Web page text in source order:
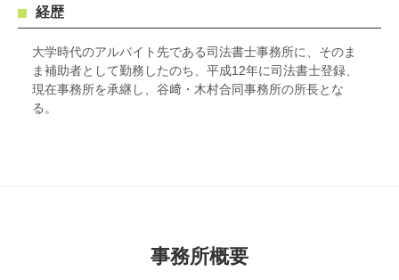
経歴
大学時代のアルバイト先である司法書士事務所に、そのま
ま補助者として勤務したのち、平成12年に司法書士登録、
現在事務所を承継し、谷﨑・木村合同事務所の所長とな
る。
事務所概要